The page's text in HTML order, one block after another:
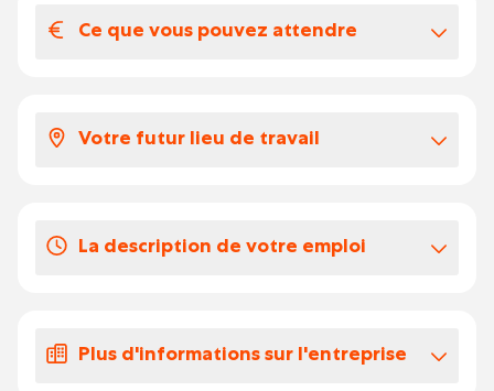
Ce que vous pouvez attendre
Salaire selon l'expérience pc 124
Chèques-repas de €5
(internes)
Votre futur lieu de travail
La description de votre emploi
conformément aux directives de sécurité.
Plus d'informations sur l'entreprise